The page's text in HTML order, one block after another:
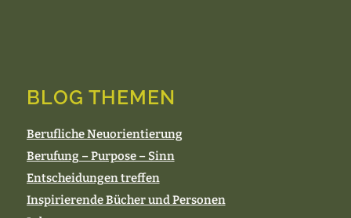
BLOG THEMEN
Berufliche Neuorientierung
Berufung – Purpose – Sinn
Entscheidungen treffen
Inspirierende Bücher und Personen